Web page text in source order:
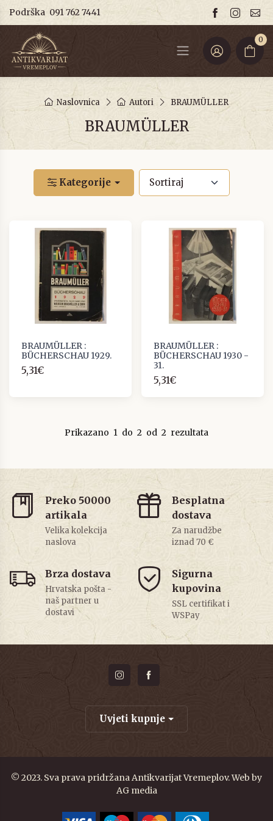
Podrška 091 762 7441
0
Naslovnica Autori BRAUMÜLLER
BRAUMÜLLER
Kategorije
BRAUMÜLLER :
BÜCHERSCHAU 1929.
5,31€
BRAUMÜLLER :
BÜCHERSCHAU 1930 -
31.
5,31€
Prikazano 1 do 2 od 2 rezultata
Preko 50000
artikala
Velika kolekcija
naslova
Besplatna
dostava
Za narudžbe
iznad 70 €
Brza dostava
Hrvatska pošta -
naš partner u
dostavi
Sigurna
kupovina
SSL certifikat i
WSPay
Uvjeti kupnje
© 2023. Sva prava pridržana Antikvarijat Vremeplov. Web by
AG media